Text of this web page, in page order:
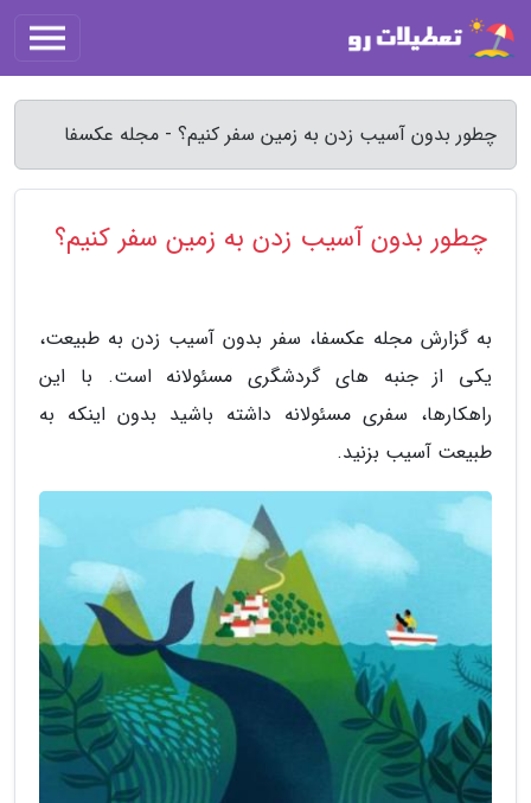
چطور بدون آسیب زدن به زمین سفر کنیم؟ - مجله عکسفا
چطور بدون آسیب زدن به زمین سفر کنیم؟
به گزارش مجله عکسفا، سفر بدون آسیب زدن به طبیعت،
یکی از جنبه های گردشگری مسئولانه است. با این
راهکارها، سفری مسئولانه داشته باشید بدون اینکه به
طبیعت آسیب بزنید.